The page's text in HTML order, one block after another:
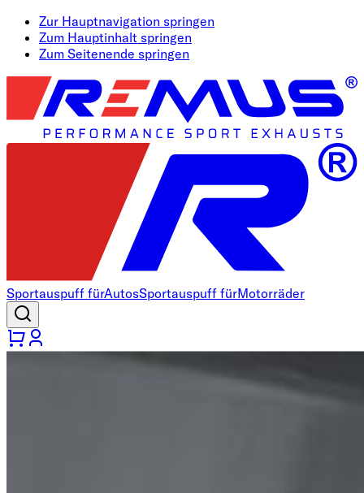
Zur Hauptnavigation springen
Zum Hauptinhalt springen
Zum Seitenende springen
Sportauspuff fürAutosSportauspuff fürMotorräder